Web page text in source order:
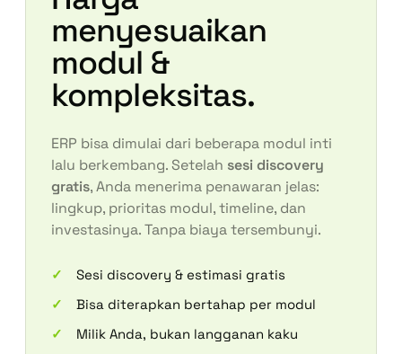
menyesuaikan
modul &
kompleksitas.
ERP bisa dimulai dari beberapa modul inti
lalu berkembang. Setelah sesi discovery
gratis, Anda menerima penawaran jelas:
lingkup, prioritas modul, timeline, dan
investasinya. Tanpa biaya tersembunyi.
Sesi discovery & estimasi gratis
Bisa diterapkan bertahap per modul
Milik Anda, bukan langganan kaku